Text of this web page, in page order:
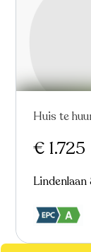
In optie
Huis te
€ 1.725